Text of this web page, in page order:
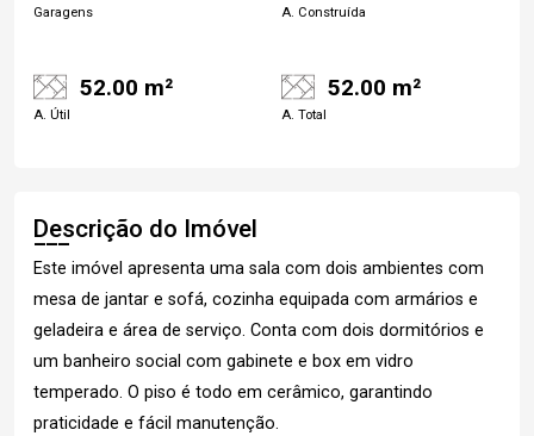
Garagens A. Construída
52.00 m²
A. Útil
52.00 m²
A. Total
Descrição do Imóvel
Este imóvel apresenta uma sala com dois ambientes com
mesa de jantar e sofá, cozinha equipada com armários e
geladeira e área de serviço. Conta com dois dormitórios e
um banheiro social com gabinete e box em vidro
temperado. O piso é todo em cerâmico, garantindo
praticidade e fácil manutenção.